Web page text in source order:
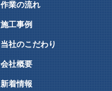
作業の流れ
施工事例
当社のこだわり
会社概要
新着情報